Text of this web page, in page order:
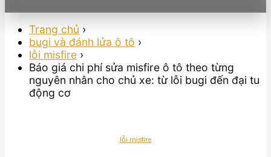
Trang chủ ›
bugi và đánh lửa ô tô ›
lỗi misfire ›
Báo giá chi phí sửa misfire ô tô theo từng
nguyên nhân cho chủ xe: từ lỗi bugi đến đại tu
động cơ
lỗi misfire